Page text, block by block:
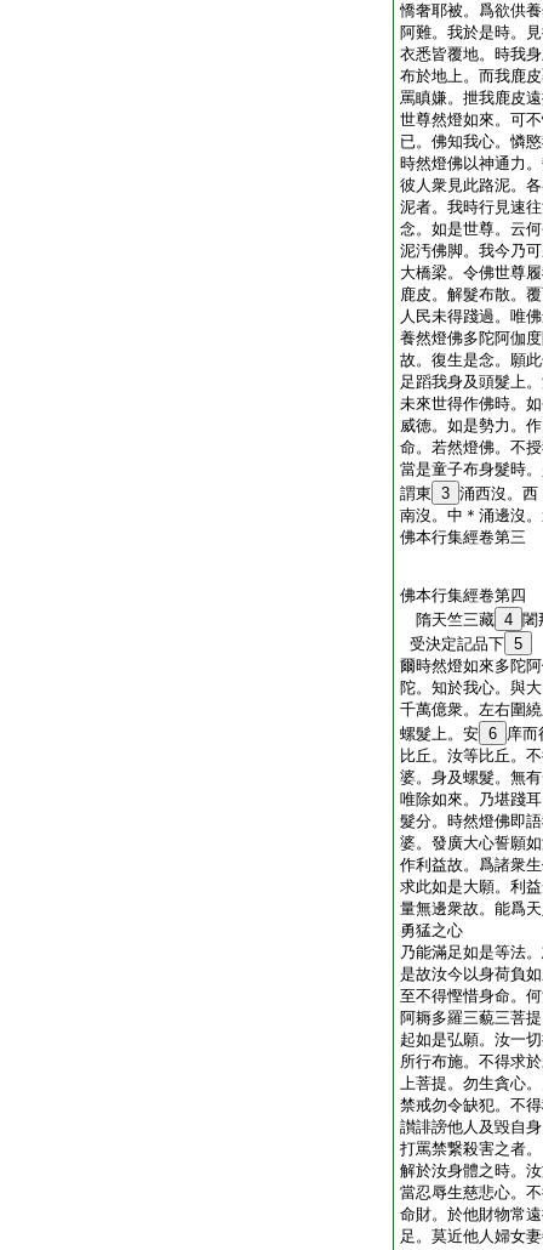
憍奢耶被。爲欲供
阿難。我於是時。
衣悉皆覆地。時我
布於地上。而我鹿
罵瞋嫌。抴我鹿皮
世尊然燈如來。可
已。佛知我心。憐
時然燈佛以神通力
彼人衆見此路泥。
泥者。我時行見速
念。如是世尊。云
泥汚佛脚。我今乃
大橋梁。令佛世尊
鹿皮。解髮布散。
人民未得踐過。唯
養然燈佛多陀阿伽
故。復生是念。願
足蹈我身及頭髮上
未來世得作佛時。
威徳。如是勢力。
命。若然燈佛。不
當是童子布身髮時
謂東 3 涌西沒。西
南沒。中＊涌邊沒
佛本行集經卷第三
佛本行集經卷第四
隋天竺三藏 4
受決定記品下 5
爾時然燈如來多陀
陀。知於我心。與
千萬億衆。左右圍
螺髮上。安 6 庠而
比丘。汝等比丘。
婆。身及螺髮。無
唯除如來。乃堪踐
髮分。時然燈佛即
婆。發廣大心誓願
作利益故。爲諸衆
求此如是大願。利
量無邊衆故。能爲
勇猛之心
乃能滿足如是等法
是故汝今以身荷負
至不得慳惜身命。
阿耨多羅三藐三菩
起如是弘願。汝一
所行布施。不得求
上菩提。勿生貪心
禁戒勿令缺犯。不
讃誹謗他人及毀自
打罵禁繋殺害之者
解於汝身體之時。
當忍辱生慈悲心。
命財。於他財物常
足。莫近他人婦女